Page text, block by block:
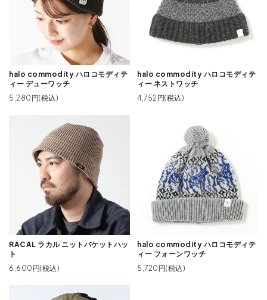
halo commodity ハロコモディテ
ィー デューワッチ
5,280円(税込)
halo commodity ハロコモディテ
ィー ネストワッチ
4,752円(税込)
RACAL ラカル ニットバケットハッ
ト
6,600円(税込)
halo commodity ハロコモディテ
ィー フォーンワッチ
5,720円(税込)